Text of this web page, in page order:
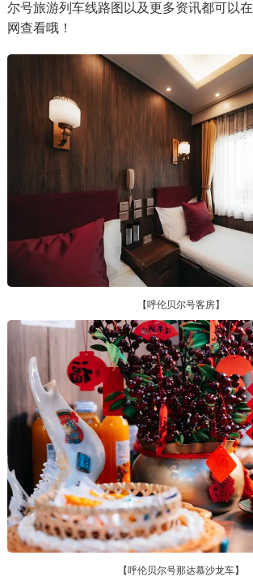
尔号旅游列车线路图以及更多资讯都可以在
网查看哦！
【呼伦贝尔号客房】
【呼伦贝尔号那达慕沙龙车】